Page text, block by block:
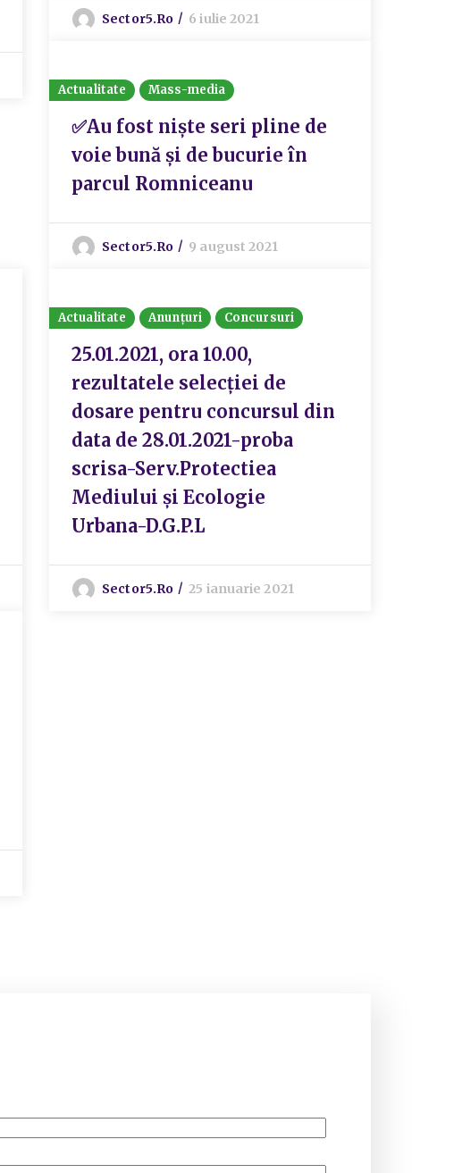
Sector5.ro 6 iulie 2021
Actualitate Mass-media
✅Au fost niște seri pline de
voie bună și de bucurie în
parcul Romniceanu
Sector5.ro 9 august 2021
Actualitate Anunțuri Concursuri
25.01.2021, ora 10.00,
rezultatele selecției de
dosare pentru concursul din
data de 28.01.2021-proba
scrisa-Serv.Protectiea
Mediului și Ecologie
Urbana-D.G.P.L
Sector5.ro 25 ianuarie 2021